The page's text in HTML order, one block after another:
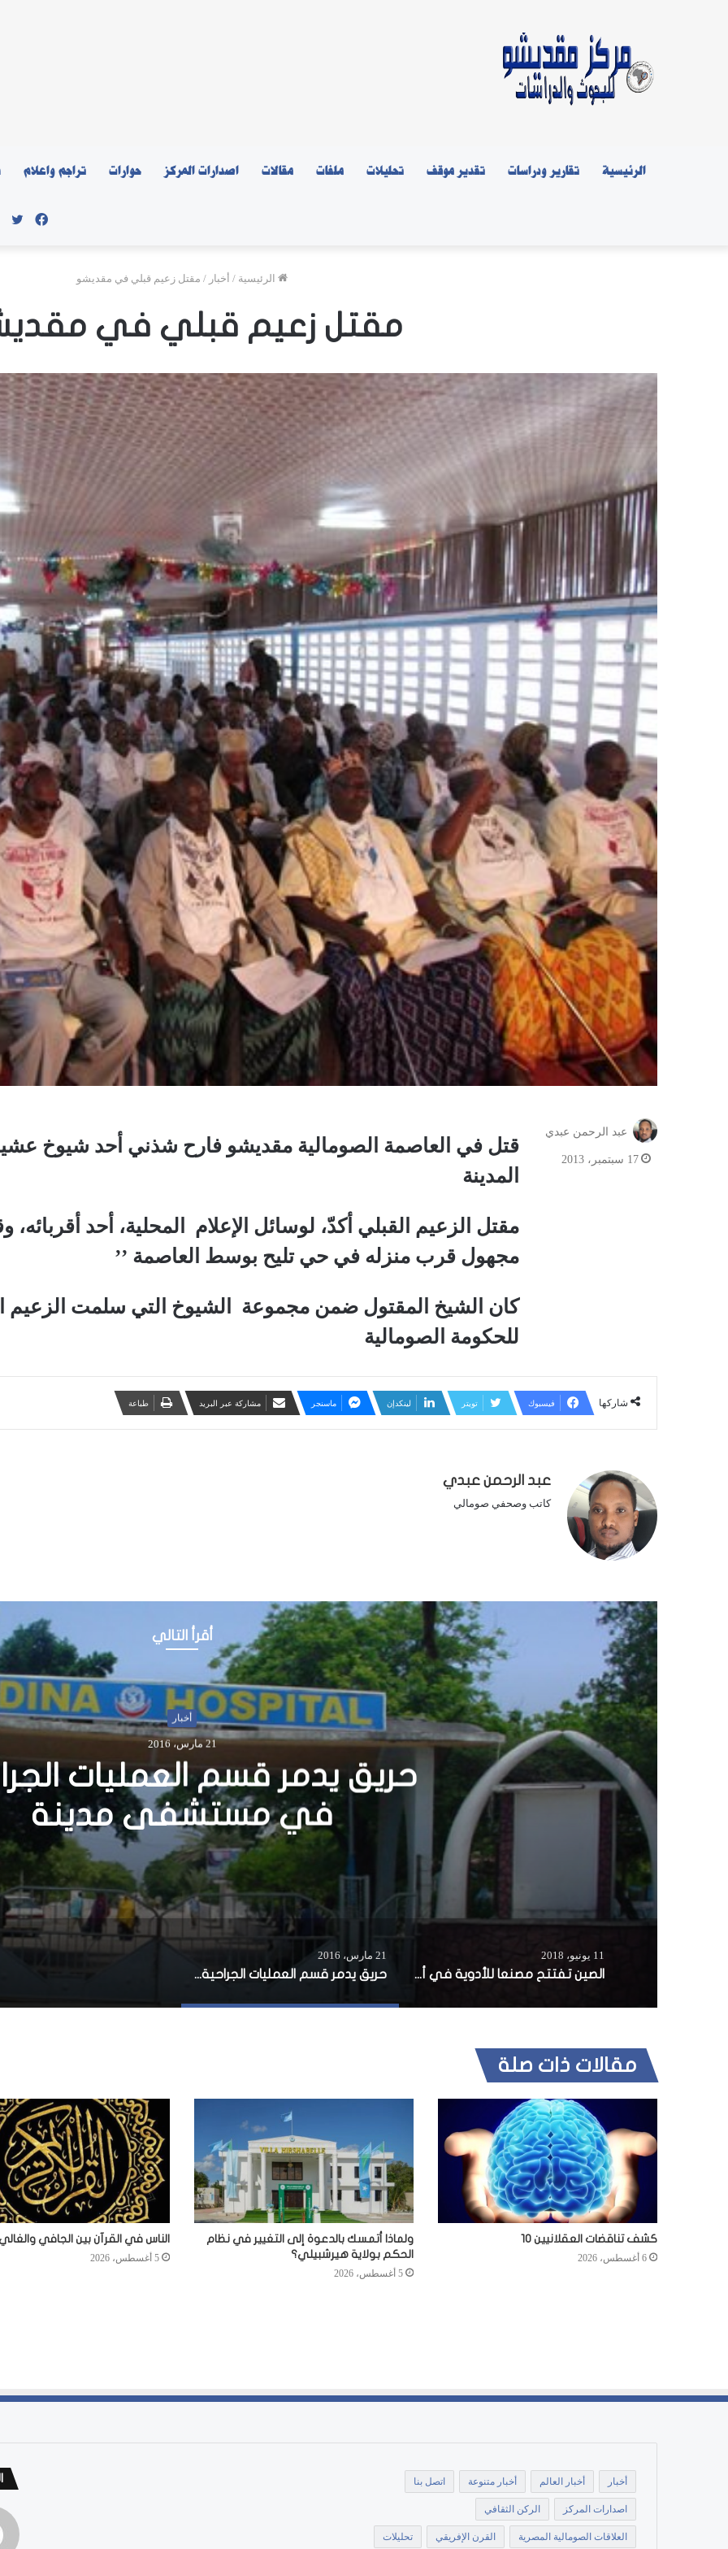
الرئيسية تقارير ودراسات تقدير موقف تحليلات ملفات مقالات اصدارات المركز حوارات تراجم واعلام
الرئيسية / أخبار / مقتل زعيم قبلي في مقديشو
مقتل زعيم قبلي في
قتل في العاصمة الصومالية مقديشو فارح شذني أحد شيوخ
المدينة
مقتل الزعيم القبلي أكدّ، لوسائل الإعلام المحلية، أحد
مجهول قرب منزله في حي تليح بوسط العاصمة ’’
كان الشيخ المقتول ضمن مجموعة الشيوخ التي سلمت
للحكومة الصومالية
عبد الرحمن عبدي
17 سبتمبر، 2013
شاركها فيسبوك تويتر لينكدإن ماسنجر مشاركة عبر البريد طباعة
عبد الرحمن عبدي
كاتب وصحفي صومالي
أقرأ التالي
أخبار
11 يونيو، 2018
الصين تفتتح مصنعا للأدوية
أبابا
11 يونيو، 2018
الصين تفتتح مصنعا للأدوية في أديس أبابا
21 مارس، 2016
حريق يدمر قسم العمليات الجراحية في مستشفى مدينة
مقالات ذات صلة
كشف تناقضات العقلانيين 10
6 أغسطس، 2026
ولماذا أتمسك بالدعوة إلى التغيير في نظام
الحكم بولاية هيرشبيلي؟
5 أغسطس، 2026
الناس في القرآن بين الجافي
5 أغسطس، 2026
أخبار أخبار العالم أخبار متنوعة اتصل بنا
اصدارات المركز الركن الثقافي
العلاقات الصومالية المصرية القرن الإفريقي تحليلات